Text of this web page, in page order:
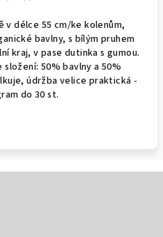
v délce 55 cm/ke kolenům,
bavlny, s bílým pruhem
kraj, v pase dutinka s gumou.
50% bavlny a 50%
údržba velice praktická -
program do 30 st.